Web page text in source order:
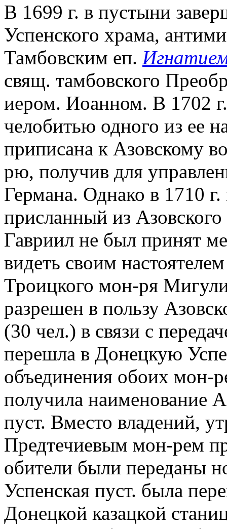
В 1699 г. в пустыни
Успенского храма,
Тамбовским еп.
свящ. тамбовского
иером. Иоанном. В 1702
челобитью одного из ее
приписана к Азовскому
рю, получив для
Германа. Однако в 1710
присланный из
Гавриил не был принят
видеть своим
Троицкого мон-ря
разрешен в пользу
(30 чел.) в связи с
перешла в Донецкую
объединения обоих мон-
получила наименование
пуст. Вместо владений,
Предтечиевым мон-рем
обители были переданы
Успенская пуст. была
Донецкой казацкой